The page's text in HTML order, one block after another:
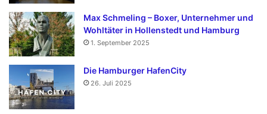
Max Schmeling – Boxer, Unternehmer und
Wohltäter in Hollenstedt und Hamburg
1. September 2025
Die Hamburger HafenCity
26. Juli 2025